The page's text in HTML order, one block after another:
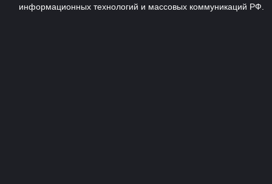
информационных технологий и массовых коммуникаций РФ.